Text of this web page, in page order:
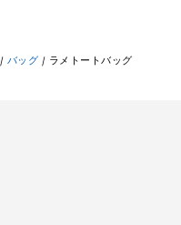
/ バッグ / ラメトートバッグ